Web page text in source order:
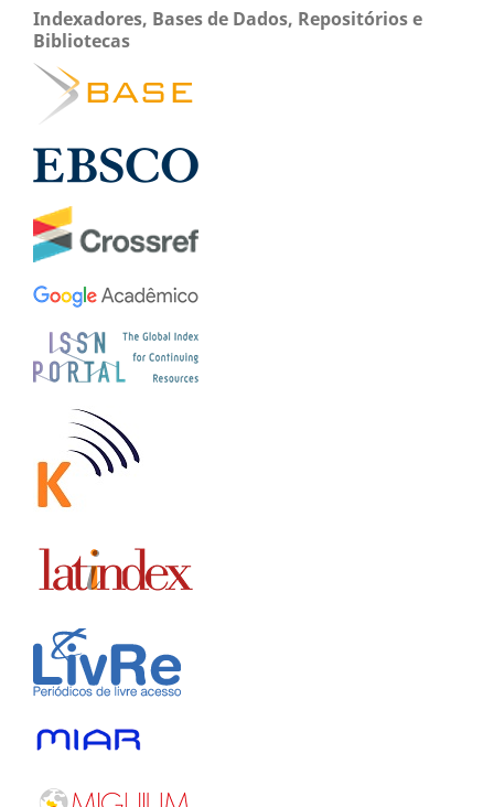
Indexadores, Bases de Dados, Repositórios e
Bibliotecas